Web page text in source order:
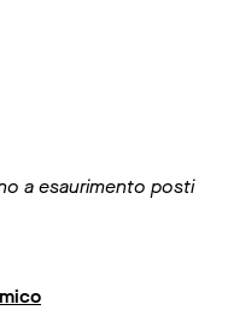
a esaurimento posti